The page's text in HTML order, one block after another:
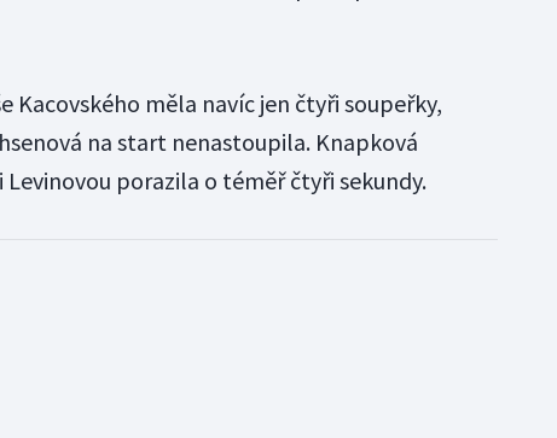
Kacovského měla navíc jen čtyři soupeřky,
na start nenastoupila. Knapková
Levinovou porazila o téměř čtyři sekundy.